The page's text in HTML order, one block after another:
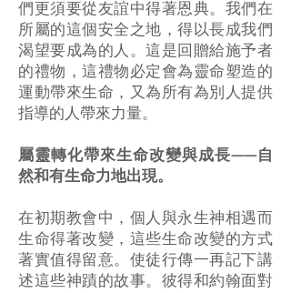
們更須要從友誼中得著恩典。我們在
所屬的這個安全之地，得以長成我們
渴望要成為的人。這是回贈給施予者
的禮物，這禮物必定會為靈命塑造的
運動帶來生命，又為所有為別人提供
指導的人帶來力量。
屬靈轉化帶來生命改變與成長——自
然和有生命力地出現。
在初期教會中，個人與永生神相遇而
生命得著改變，這些生命改變的方式
著實值得留意。使徒行傳一再記下講
述這些神蹟的故事。彼得和約翰面對